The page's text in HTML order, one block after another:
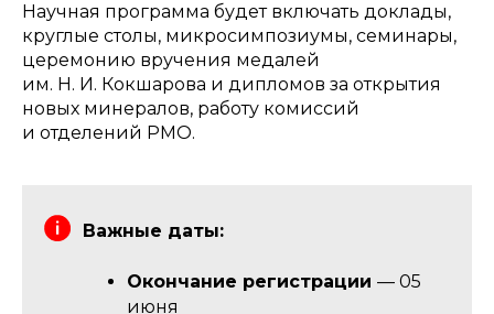
Научная программа будет включать доклады,
круглые столы, микросимпозиумы, семинары,
церемонию вручения медалей
им. Н. И. Кокшарова и дипломов за открытия
новых минералов, работу комиссий
и отделений РМО.
Важные даты:
Окончание регистрации — 05
июня